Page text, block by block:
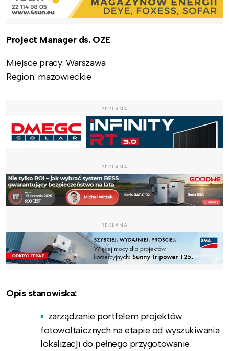
Project Manager ds. OZE
Miejsce pracy: Warszawa
Region: mazowieckie
REKLAMA
REKLAMA
REKLAMA
Opis stanowiska:
zarządzanie portfelem projektów
fotowoltaicznych na etapie od wyszukiwania
lokalizacji do pełnego przygotowanie